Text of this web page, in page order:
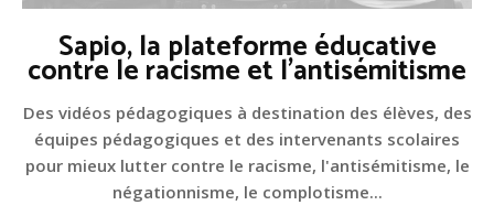
Sapio, la plateforme éducative
contre le racisme et l'antisémitisme
Des vidéos pédagogiques à destination des élèves, des
équipes pédagogiques et des intervenants scolaires
pour mieux lutter contre le racisme, l'antisémitisme, le
négationnisme, le complotisme...